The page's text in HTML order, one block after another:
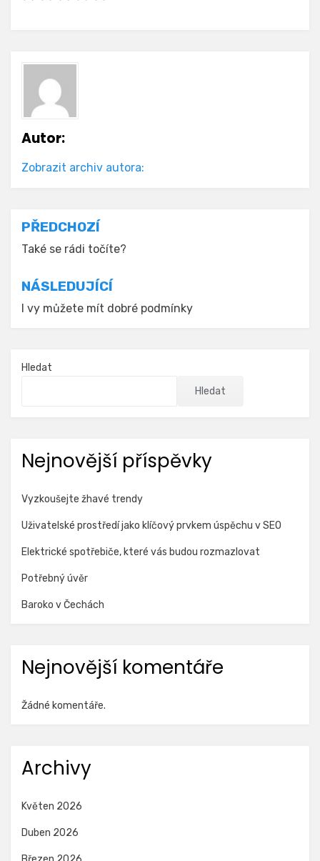
Autor:
Zobrazit archiv autora:
Navigace
pro
příspěvek
PŘEDCHOZÍ
Také se rádi točíte?
NÁSLEDUJÍCÍ
I vy můžete mít dobré podmínky
Hledat
Hledat
Nejnovější příspěvky
Vyzkoušejte žhavé trendy
Uživatelské prostředí jako klíčový prvkem úspěchu v SEO
Elektrické spotřebiče, které vás budou rozmazlovat
Potřebný úvěr
Baroko v Čechách
Nejnovější komentáře
Žádné komentáře.
Archivy
Květen 2026
Duben 2026